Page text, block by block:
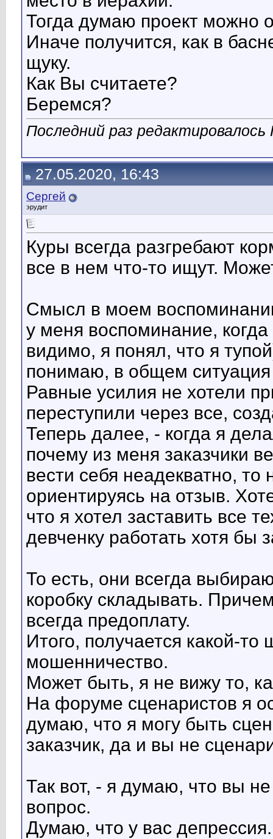
Тогда думаю проект можно
Иначе получится, как в
щуку.
Как Вы считаете?
Беремся?
Последний раз
27.05.2020, 16:43
Сергей
эрудит
Куры всегда разгребают
все в нем что-то ищут.
Смысл в моем
у меня воспоминание, когда
видимо, я понял, что я
понимаю, в общем ситуация
Равные усилия не хотели
переступили через все,
Теперь далее, - когда я
почему из меня заказчики
вести себя неадекватно, то
ориентируясь на отзыв.
что я хотел заставить все
девченку работать хотя бы
То есть, они всегда
коробку складывать.
всегда предоплату.
Итого, получается какой-
мошенничество.
Может быть, я не вижу то,
На форуме сценаристов я
думаю, что я могу быть
заказчик, да и вы не
Так вот, - я думаю, что вы
вопрос.
Думаю, что у вас депрессия.